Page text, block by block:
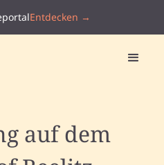
Entdecken →
auf dem